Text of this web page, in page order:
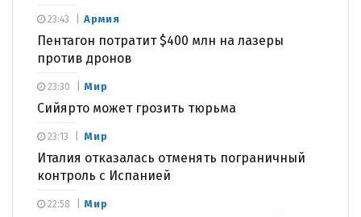
Армия
Пентагон потратит $400 млн на лазеры
против дронов
23:43
Мир
Сийярто может грозить тюрьма
23:30
Мир
Италия отказалась отменять пограничный
контроль с Испанией
23:13
Мир
22:58